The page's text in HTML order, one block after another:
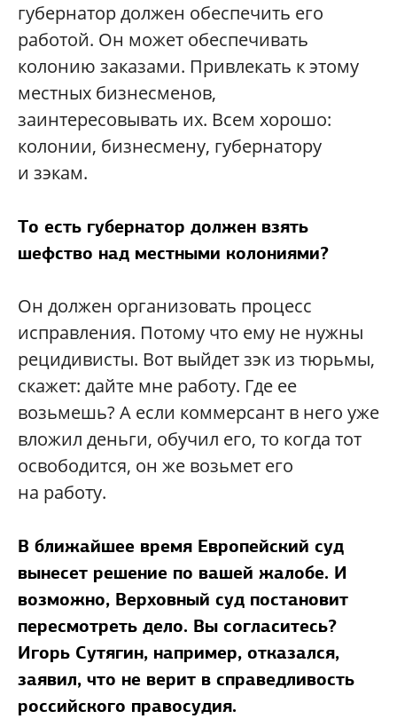
губернатор должен обеспечить его
работой. Он может обеспечивать
колонию заказами. Привлекать к этому
местных бизнесменов,
заинтересовывать их. Всем хорошо:
колонии, бизнесмену, губернатору
и зэкам.
То есть губернатор должен взять
шефство над местными колониями?
Он должен организовать процесс
исправления. Потому что ему не нужны
рецидивисты. Вот выйдет зэк из тюрьмы,
скажет: дайте мне работу. Где ее
возьмешь? А если коммерсант в него уже
вложил деньги, обучил его, то когда тот
освободится, он же возьмет его
на работу.
В ближайшее время Европейский суд
вынесет решение по вашей жалобе. И
возможно, Верховный суд постановит
пересмотреть дело. Вы согласитесь?
Игорь Сутягин, например, отказался,
заявил, что не верит в справедливость
российского правосудия.